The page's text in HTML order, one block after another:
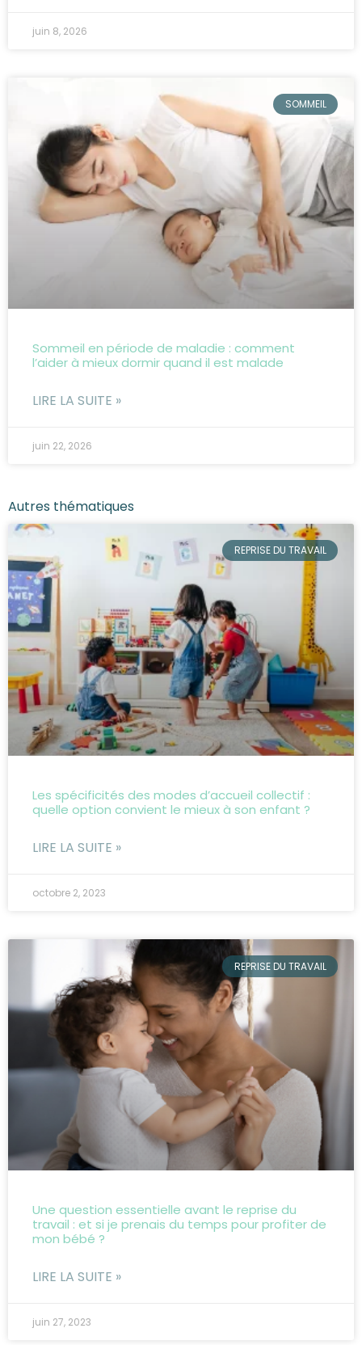
juin 8, 2026
SOMMEIL
Sommeil en période de maladie : comment
l’aider à mieux dormir quand il est malade
LIRE LA SUITE »
juin 22, 2026
Autres thématiques
REPRISE DU TRAVAIL
Les spécificités des modes d’accueil collectif :
quelle option convient le mieux à son enfant ?
LIRE LA SUITE »
octobre 2, 2023
REPRISE DU TRAVAIL
Une question essentielle avant le reprise du
travail : et si je prenais du temps pour profiter de
mon bébé ?
LIRE LA SUITE »
juin 27, 2023